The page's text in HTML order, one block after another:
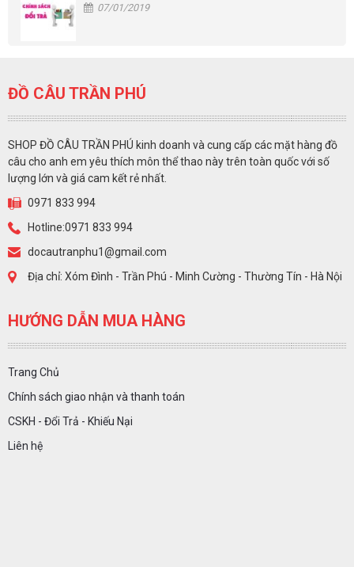
07/01/2019
ĐỒ CÂU TRẦN PHÚ
SHOP ĐỒ CÂU TRẦN PHÚ kinh doanh và cung cấp các mặt hàng đồ
câu cho anh em yêu thích môn thể thao này trên toàn quốc với số
lượng lớn và giá cam kết rẻ nhất.
0971 833 994
Hotline:0971 833 994
docautranphu1@gmail.com
Địa chỉ: Xóm Đình - Trần Phú - Minh Cường - Thường Tín - Hà Nội
HƯỚNG DẪN MUA HÀNG
Trang Chủ
Chính sách giao nhận và thanh toán
CSKH - Đổi Trả - Khiếu Nại
Liên hệ